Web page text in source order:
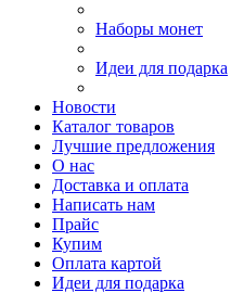
Наборы монет
Идеи для подарка
Новости
Каталог товаров
Лучшие предложения
О нас
Доставка и оплата
Написать нам
Прайс
Купим
Оплата картой
Идеи для подарка